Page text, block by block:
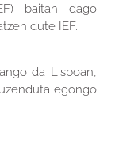
baitan dago
dute IEF.
da Lisboan,
egongo